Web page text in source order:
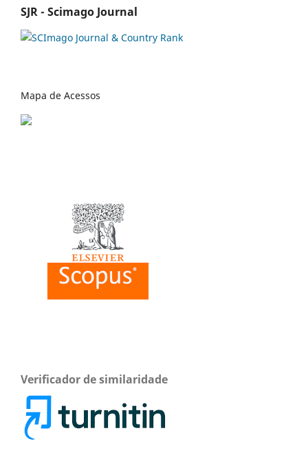
SJR - Scimago Journal
Mapa de Acessos
Verificador de similaridade